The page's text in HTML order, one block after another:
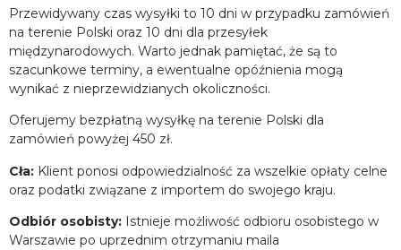
Przewidywany czas wysyłki to 10 dni w przypadku zamówień
na terenie Polski oraz 10 dni dla przesyłek
międzynarodowych. Warto jednak pamiętać, że są to
szacunkowe terminy, a ewentualne opóźnienia mogą
wynikać z nieprzewidzianych okoliczności.
Oferujemy bezpłatną wysyłkę na terenie Polski dla
zamówień powyżej 450 zł.
Cła: Klient ponosi odpowiedzialność za wszelkie opłaty celne
oraz podatki związane z importem do swojego kraju.
Odbiór osobisty: Istnieje możliwość odbioru osobistego w
Warszawie po uprzednim otrzymaniu maila